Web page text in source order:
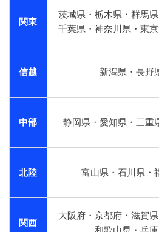
関東
茨城県・栃木県・群馬県
千葉県・神奈川県・東
信越 新潟県・長野
中部 静岡県・愛知県・三重
北陸 富山県・石川県・
関西
大阪府・京都府・滋賀県